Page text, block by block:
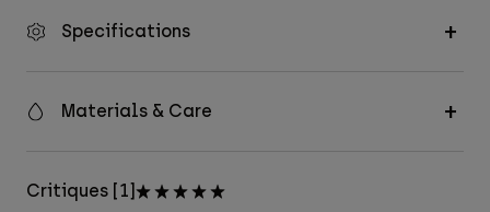
Specifications
Materials & Care
Critiques [1]